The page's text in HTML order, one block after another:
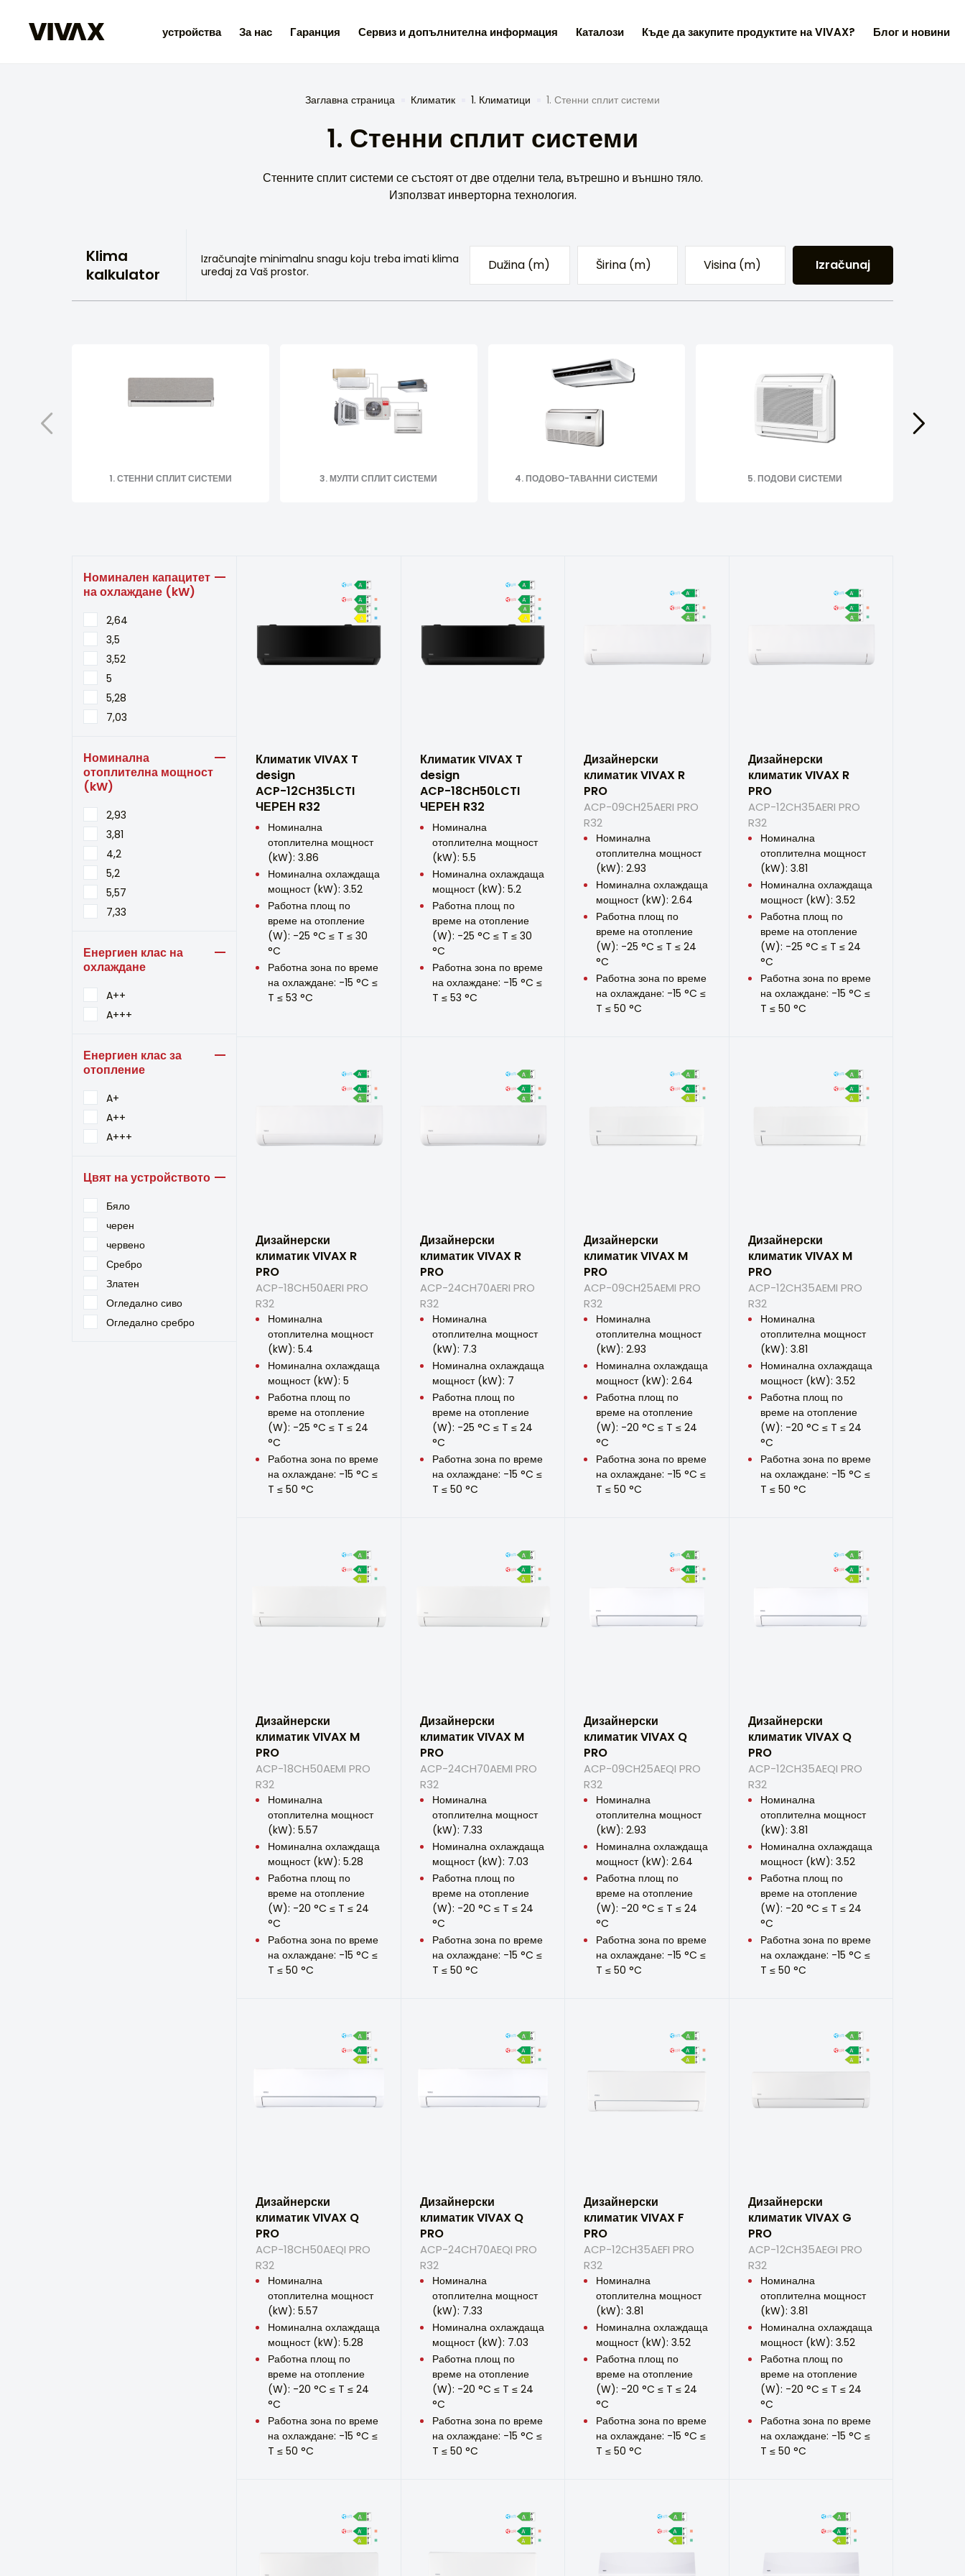
устройства За нас Гаранция Сервиз и допълнителна информация Каталози Къде да закупите продуктите на VIVAX? Блог и новини
Заглавна страница Климатик 1. Климатици 1. Стенни сплит системи
1. Стенни сплит системи
Стенните сплит системи се състоят от две отделни тела, вътрешно и външно тяло.
Използват инверторна технология.
Klima
kalkulator
Izračunajte minimalnu snagu koju treba imati klima
uređaj za Vaš prostor.
Izračunaj
1. СТЕННИ СПЛИТ СИСТЕМИ 3. МУЛТИ СПЛИТ СИСТЕМИ 4. ПОДОВО-ТАВАННИ СИСТЕМИ 5. ПОДОВИ СИСТЕМИ
Номинален капацитет
на охлаждане (kW)
2,64
3,5
3,52
5
5,28
7,03
Номинална
отоплителна мощност
(kW)
2,93
3,81
4,2
5,2
5,57
7,33
Енергиен клас на
охлаждане
A++
A+++
Енергиен клас за
отопление
A+
A++
A+++
Цвят на устройството
Бяло
черен
червено
Сребро
Златен
Огледално сиво
Огледално сребро
Климатик VIVAX T
design
ACP-12CH35LCTI
ЧЕРЕН R32
Номинална
отоплителна мощност
(kW): 3.86
Номинална охлаждаща
мощност (kW): 3.52
Работна площ по
време на отопление
(W): -25 °C ≤ T ≤ 30
°C
Работна зона по време
на охлаждане: -15 °C ≤
T ≤ 53 °C
Климатик VIVAX T
design
ACP-18CH50LCTI
ЧЕРЕН R32
Номинална
отоплителна мощност
(kW): 5.5
Номинална охлаждаща
мощност (kW): 5.2
Работна площ по
време на отопление
(W): -25 °C ≤ T ≤ 30
°C
Работна зона по време
на охлаждане: -15 °C ≤
T ≤ 53 °C
Дизайнерски
климатик VIVAX R
PRO
ACP-09CH25AERI PRO
R32
Номинална
отоплителна мощност
(kW): 2.93
Номинална охлаждаща
мощност (kW): 2.64
Работна площ по
време на отопление
(W): -25 °C ≤ T ≤ 24
°C
Работна зона по време
на охлаждане: -15 °C ≤
T ≤ 50 °C
Дизайнерски
климатик VIVAX R
PRO
ACP-12CH35AERI PRO
R32
Номинална
отоплителна мощност
(kW): 3.81
Номинална охлаждаща
мощност (kW): 3.52
Работна площ по
време на отопление
(W): -25 °C ≤ T ≤ 24
°C
Работна зона по време
на охлаждане: -15 °C ≤
T ≤ 50 °C
Дизайнерски
климатик VIVAX R
PRO
ACP-18CH50AERI PRO
R32
Номинална
отоплителна мощност
(kW): 5.4
Номинална охлаждаща
мощност (kW): 5
Работна площ по
време на отопление
(W): -25 °C ≤ T ≤ 24
°C
Работна зона по време
на охлаждане: -15 °C ≤
T ≤ 50 °C
Дизайнерски
климатик VIVAX R
PRO
ACP-24CH70AERI PRO
R32
Номинална
отоплителна мощност
(kW): 7.3
Номинална охлаждаща
мощност (kW): 7
Работна площ по
време на отопление
(W): -25 °C ≤ T ≤ 24
°C
Работна зона по време
на охлаждане: -15 °C ≤
T ≤ 50 °C
Дизайнерски
климатик VIVAX M
PRO
ACP-09CH25AEMI PRO
R32
Номинална
отоплителна мощност
(kW): 2.93
Номинална охлаждаща
мощност (kW): 2.64
Работна площ по
време на отопление
(W): -20 °C ≤ T ≤ 24
°C
Работна зона по време
на охлаждане: -15 °C ≤
T ≤ 50 °C
Дизайнерски
климатик VIVAX M
PRO
ACP-12CH35AEMI PRO
R32
Номинална
отоплителна мощност
(kW): 3.81
Номинална охлаждаща
мощност (kW): 3.52
Работна площ по
време на отопление
(W): -20 °C ≤ T ≤ 24
°C
Работна зона по време
на охлаждане: -15 °C ≤
T ≤ 50 °C
Дизайнерски
климатик VIVAX M
PRO
ACP-18CH50AEMI PRO
R32
Номинална
отоплителна мощност
(kW): 5.57
Номинална охлаждаща
мощност (kW): 5.28
Работна площ по
време на отопление
(W): -20 °C ≤ T ≤ 24
°C
Работна зона по време
на охлаждане: -15 °C ≤
T ≤ 50 °C
Дизайнерски
климатик VIVAX M
PRO
ACP-24CH70AEMI PRO
R32
Номинална
отоплителна мощност
(kW): 7.33
Номинална охлаждаща
мощност (kW): 7.03
Работна площ по
време на отопление
(W): -20 °C ≤ T ≤ 24
°C
Работна зона по време
на охлаждане: -15 °C ≤
T ≤ 50 °C
Дизайнерски
климатик VIVAX Q
PRO
ACP-09CH25AEQI PRO
R32
Номинална
отоплителна мощност
(kW): 2.93
Номинална охлаждаща
мощност (kW): 2.64
Работна площ по
време на отопление
(W): -20 °C ≤ T ≤ 24
°C
Работна зона по време
на охлаждане: -15 °C ≤
T ≤ 50 °C
Дизайнерски
климатик VIVAX Q
PRO
ACP-12CH35AEQI PRO
R32
Номинална
отоплителна мощност
(kW): 3.81
Номинална охлаждаща
мощност (kW): 3.52
Работна площ по
време на отопление
(W): -20 °C ≤ T ≤ 24
°C
Работна зона по време
на охлаждане: -15 °C ≤
T ≤ 50 °C
Дизайнерски
климатик VIVAX Q
PRO
ACP-18CH50AEQI PRO
R32
Номинална
отоплителна мощност
(kW): 5.57
Номинална охлаждаща
мощност (kW): 5.28
Работна площ по
време на отопление
(W): -20 °C ≤ T ≤ 24
°C
Работна зона по време
на охлаждане: -15 °C ≤
T ≤ 50 °C
Дизайнерски
климатик VIVAX Q
PRO
ACP-24CH70AEQI PRO
R32
Номинална
отоплителна мощност
(kW): 7.33
Номинална охлаждаща
мощност (kW): 7.03
Работна площ по
време на отопление
(W): -20 °C ≤ T ≤ 24
°C
Работна зона по време
на охлаждане: -15 °C ≤
T ≤ 50 °C
Дизайнерски
климатик VIVAX F
PRO
ACP-12CH35AEFI PRO
R32
Номинална
отоплителна мощност
(kW): 3.81
Номинална охлаждаща
мощност (kW): 3.52
Работна площ по
време на отопление
(W): -20 °C ≤ T ≤ 24
°C
Работна зона по време
на охлаждане: -15 °C ≤
T ≤ 50 °C
Дизайнерски
климатик VIVAX G
PRO
ACP-12CH35AEGI PRO
R32
Номинална
отоплителна мощност
(kW): 3.81
Номинална охлаждаща
мощност (kW): 3.52
Работна площ по
време на отопление
(W): -20 °C ≤ T ≤ 24
°C
Работна зона по време
на охлаждане: -15 °C ≤
T ≤ 50 °C